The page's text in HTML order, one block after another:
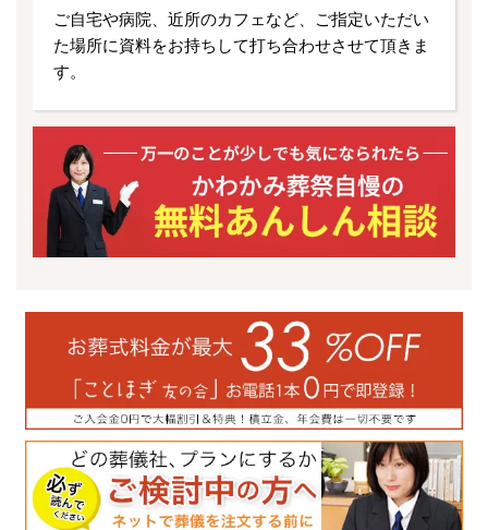
ご自宅や病院、近所のカフェなど、ご指定いただい
た場所に資料をお持ちして打ち合わせさせて頂きま
す。